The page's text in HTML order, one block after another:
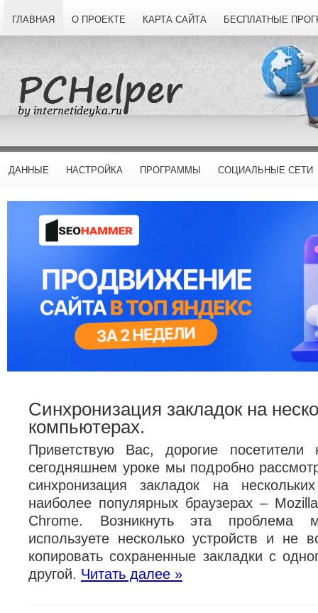
ГЛАВНАЯ О ПРОЕКТЕ КАРТА САЙТА БЕСПЛАТНЫЕ
ДАННЫЕ НАСТРОЙКА ПРОГРАММЫ СОЦИАЛЬНЫЕ СЕТИ
Синхронизация закладок на
компьютерах.
Приветствую Вас, дорогие
сегодняшнем уроке мы подробно
синхронизация закладок на
наиболее популярных браузерах –
Chrome. Возникнуть эта проблема
используете несколько устройств и не
копировать сохраненные закладки с
другой. Читать далее »